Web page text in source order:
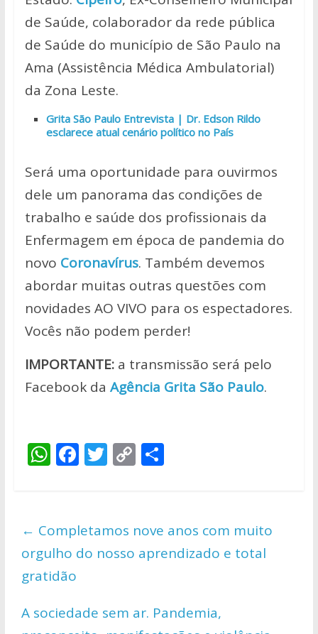
de Saúde, colaborador da rede pública
de Saúde do município de São Paulo na
Ama (Assistência Médica Ambulatorial)
da Zona Leste.
Grita São Paulo Entrevista | Dr. Edson Rildo
esclarece atual cenário político no País
Será uma oportunidade para ouvirmos
dele um panorama das condições de
trabalho e saúde dos profissionais da
Enfermagem em época de pandemia do
novo Coronavírus. Também devemos
abordar muitas outras questões com
novidades AO VIVO para os espectadores.
Vocês não podem perder!
IMPORTANTE:a transmissão será pelo
Facebook da Agência Grita São Paulo.
W
s
A
p
p
F
b
o
o
T
er
C
y
Li
n
S
e
← Completamos nove anos com muito
orgulho do nosso aprendizado e total
gratidão
A sociedade sem ar. Pandemia,